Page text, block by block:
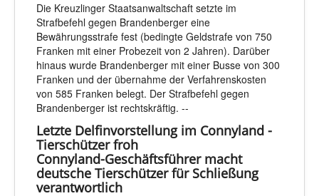
Die Kreuzlinger Staatsanwaltschaft setzte im
Strafbefehl gegen Brandenberger eine
Bewährungsstrafe fest (bedingte Geldstrafe von 750
Franken mit einer Probezeit von 2 Jahren). Darüber
hinaus wurde Brandenberger mit einer Busse von 300
Franken und der übernahme der Verfahrenskosten
von 585 Franken belegt. Der Strafbefehl gegen
Brandenberger ist rechtskräftig. --
Letzte Delfinvorstellung im Connyland -
Tierschützer froh
Connyland-Geschäftsführer macht
deutsche Tierschützer für Schließung
verantwortlich